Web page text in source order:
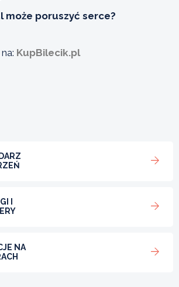
może poruszyć serce?
KupBilecik.pl
I
NA